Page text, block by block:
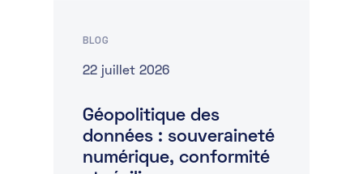
BLOG
22 juillet 2026
Géopolitique des
données : souveraineté
numérique, conformité